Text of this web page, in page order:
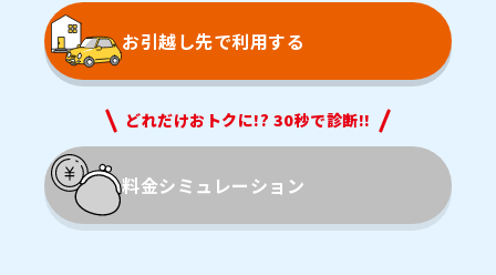
どれだけおトクに!? 30秒で診断!!
お引越し先で利用する
料金シミュレーション